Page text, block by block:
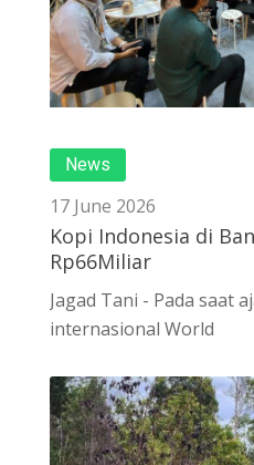
News
17 June 2026
Kopi Indonesia di
Rp66Miliar
Jagad Tani - Pada saat
internasional World